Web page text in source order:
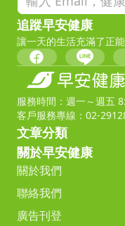
追蹤早安健康
讓一天的生活充滿了正
服務時間：週一～週五
客戶服務專線：02-
文章分類
關於早安健康
關於我們
聯絡我們
廣告刊登